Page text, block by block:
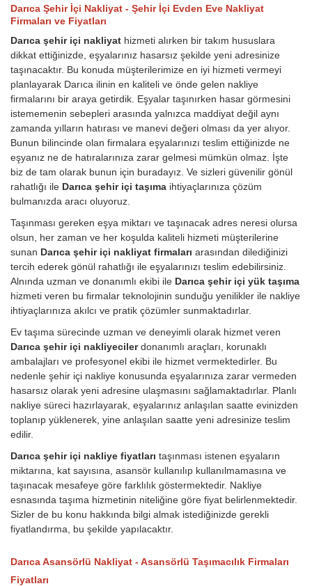
Darıca Şehir İçi Nakliyat - Şehir İçi Evden Eve Nakliyat
Firmaları ve Fiyatları
Darıca şehir içi nakliyat hizmeti alırken bir takım hususlara
dikkat ettiğinizde, eşyalarınız hasarsız şekilde yeni adresinize
taşınacaktır. Bu konuda müşterilerimize en iyi hizmeti vermeyi
planlayarak Darıca ilinin en kaliteli ve önde gelen nakliye
firmalarını bir araya getirdik. Eşyalar taşınırken hasar görmesini
istememenin sebepleri arasında yalnızca maddiyat değil aynı
zamanda yılların hatırası ve manevi değeri olması da yer alıyor.
Bunun bilincinde olan firmalara eşyalarınızı teslim ettiğinizde ne
eşyanız ne de hatıralarınıza zarar gelmesi mümkün olmaz. İşte
biz de tam olarak bunun için buradayız. Ve sizleri güvenilir gönül
rahatlığı ile Darıca şehir içi taşıma ihtiyaçlarınıza çözüm
bulmanızda aracı oluyoruz.
Taşınması gereken eşya miktarı ve taşınacak adres neresi olursa
olsun, her zaman ve her koşulda kaliteli hizmeti müşterilerine
sunan Darıca şehir içi nakliyat firmaları arasından dilediğinizi
tercih ederek gönül rahatlığı ile eşyalarınızı teslim edebilirsiniz.
Alnında uzman ve donanımlı ekibi ile Darıca şehir içi yük taşıma
hizmeti veren bu firmalar teknolojinin sunduğu yenilikler ile nakliye
ihtiyaçlarınıza akılcı ve pratik çözümler sunmaktadırlar.
Ev taşıma sürecinde uzman ve deneyimli olarak hizmet veren
Darıca şehir içi nakliyecilerdonanımlı araçları, korunaklı
ambalajları ve profesyonel ekibi ile hizmet vermektedirler. Bu
nedenle şehir içi nakliye konusunda eşyalarınıza zarar vermeden
hasarsız olarak yeni adresine ulaşmasını sağlamaktadırlar. Planlı
nakliye süreci hazırlayarak, eşyalarınız anlaşılan saatte evinizden
toplanıp yüklenerek, yine anlaşılan saatte yeni adresinize teslim
edilir.
Darıca şehir içi nakliye fiyatları taşınması istenen eşyaların
miktarına, kat sayısına, asansör kullanılıp kullanılmamasına ve
taşınacak mesafeye göre farklılık göstermektedir. Nakliye
esnasında taşıma hizmetinin niteliğine göre fiyat belirlenmektedir.
Sizler de bu konu hakkında bilgi almak istediğinizde gerekli
fiyatlandırma, bu şekilde yapılacaktır.
Darıca Asansörlü Nakliyat - Asansörlü Taşımacılık Firmaları
Fiyatları